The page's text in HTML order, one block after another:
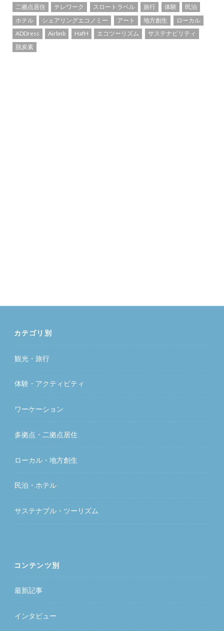
二拠点居住 テレワーク スロートラベル 旅行 体験
民泊
ホテル
シェアリングエコノミー アート 地方創生
ローカル
ADDress
Airbnb HafH エコツーリズム
サステナビリティ
脱炭素
カテゴリ別
観光・旅行
体験・アクティビティ
ワーケーション
多拠点・二拠点居住
ローカル・地方創生
民泊・ホテル
サステナブル・ツーリズム
コンテンツ別
最新記事
インタビュー